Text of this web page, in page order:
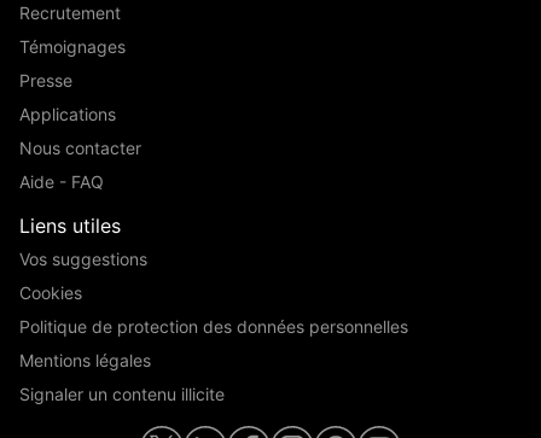
Recrutement
Témoignages
Presse
Applications
Nous contacter
Aide - FAQ
Liens utiles
Vos suggestions
Cookies
Politique de protection des données personnelles
Mentions légales
Signaler un contenu illicite